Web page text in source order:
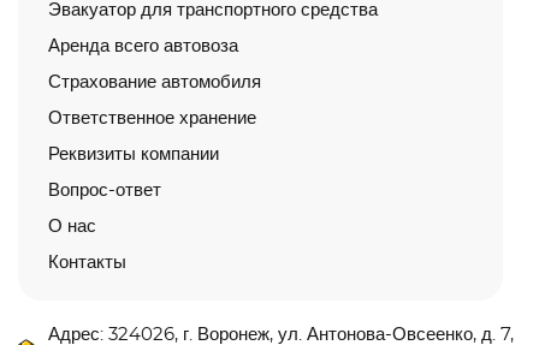
Эвакуатор для транспортного средства
Аренда всего автовоза
Страхование автомобиля
Ответственное хранение
Реквизиты компании
Вопрос-ответ
О нас
Контакты
Адрес: 324026, г. Воронеж, ул. Антонова-Овсеенко, д. 7,